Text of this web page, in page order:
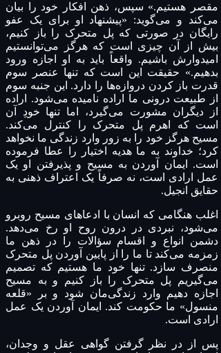
مقصر هستیم.» سپس، ذهن افکار خود را بیان
می‌کند و می‌گوید: «پیشنهاد او برای یک عفو
رایگان در صورتی که پل متحرک را باز کنیم،
بیش از آن چیزی است که هرگز می‌توانستیم
امیدوارش باشیم. واقعاً باید به او اجازه ورود
بدهیم.» حقیقت این است که تنها عنصر سوم
قدرت باز کردن دروازه‌ها را دارد. این جنبه سوم
از طبیعت درونی ما اراده نامیده می‌شود. اراده
از دیگران مشورت می‌گیرد، اما تنها خودِ آن
است که اهرم پل متحرک را کنترل می‌کند.
مسیح هرگز خود را به زور وارد زندگی ما نخواهد
کرد؛ خداوند به ما هدیه اختیار را عطا فرموده
است. ایمان آوردن به مسیح و پذیرفتن او یک
عمل ارادی است، نه صرفاً یک اعتراف ذهنی به
حقایق انجیل.
اغلب هنگامی که انسان با ادعاهای مسیح روبرو
می‌شود، نبردی در درون روح او رخ می‌دهد.
دشمن انواع و اقسام سؤالات را در ذهن ما
زمزمه می‌کند تا ما را از پایین آوردن پل متحرک
منصرف سازد. تنها خود ما هستیم که تصمیم
می‌گیریم پل متحرک را باز کنیم و به مسیح
اجازه دهیم وارد زندگی‌مان شود و بر «قلعه
منسول» ما حکومت کند. ایمان آوردن یک عمل
ارادی است.
پس از در نظر گرفتن گواهی عقل و وجدان،